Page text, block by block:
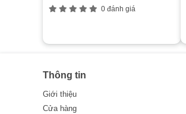
0 đánh giá
Thông tin
Giới thiệu
Cửa hàng